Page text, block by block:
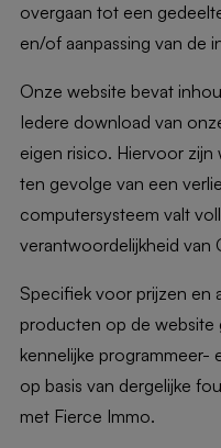
overgaan tot een
en/of aanpassing van de
Onze website bevat
Iedere download van
eigen risico. Hiervoor zijn
ten gevolge van een
computersysteem valt
verantwoordelijkheid van
Specifiek voor prijzen en
producten op de
kennelijke programmeer-
op basis van dergelijke
met Fierce Immo.